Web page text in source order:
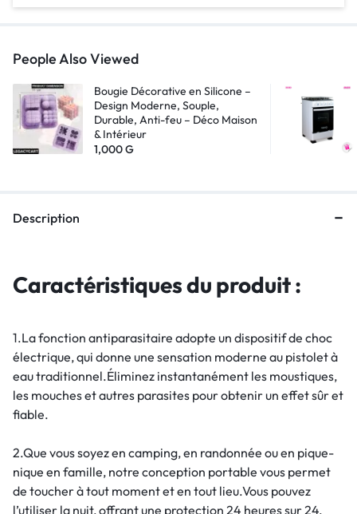
People Also Viewed
Bougie Décorative en Silicone –
Design Moderne, Souple,
Durable, Anti-feu – Déco Maison
& Intérieur
1,000G
Description
Caractéristiques du produit :
1.La fonction antiparasitaire adopte un dispositif de choc
électrique, qui donne une sensation moderne au pistolet à
eau traditionnel.Éliminez instantanément les moustiques,
les mouches et autres parasites pour obtenir un effet sûr et
fiable.
2.Que vous soyez en camping, en randonnée ou en pique-
nique en famille, notre conception portable vous permet
de toucher à tout moment et en tout lieu.Vous pouvez
l’utiliser la nuit, offrant une protection 24 heures sur 24.